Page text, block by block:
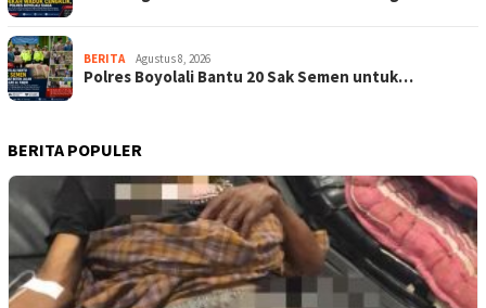
BERITA Agustus 8, 2026
Polres Boyolali Bantu 20 Sak Semen untuk…
BERITA POPULER